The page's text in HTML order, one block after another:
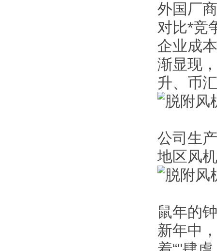
外国厂
对比*竞
企业成
渐显现
升、币
公司生
地区风
鼠年的
新年中